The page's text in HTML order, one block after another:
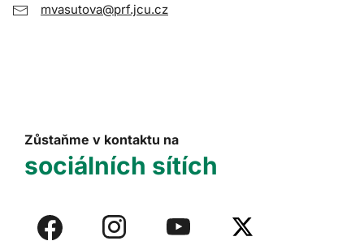
mvasutova@prf.jcu.cz
Zůstaňme v kontaktu na
sociálních sítích